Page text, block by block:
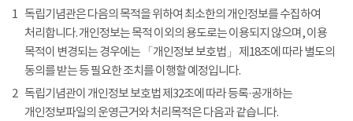
1 독립기념관은 다음의 목적을 위하여 최소한의 개인정보를 수집하여
처리합니다. 개인정보는 목적 이외의 용도로는 이용되지 않으며, 이용
목적이 변경되는 경우에는 「개인정보 보호법」 제18조에 따라 별도의
동의를 받는 등 필요한 조치를 이행할 예정입니다.
2 독립기념관이 개인정보 보호법 제32조에 따라 등록·공개하는
개인정보파일의 운영근거와 처리목적은 다음과 같습니다.